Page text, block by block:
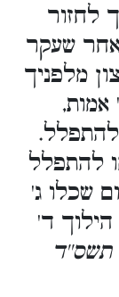
לחזור
שעקר
מלפניך
אמות,
להתפלל.
להתפלל
שכלו ג'
הילוך ד'
תשס''ד